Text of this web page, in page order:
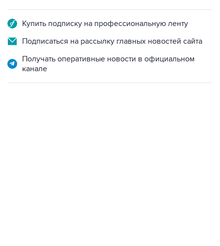
Купить подписку на профессиональную ленту
Подписаться на рассылку главных новостей сайта
Получать оперативные новости в официальном
канале